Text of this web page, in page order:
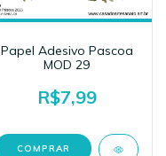
Papel Adesivo Pascoa
MOD 29
R$7,99